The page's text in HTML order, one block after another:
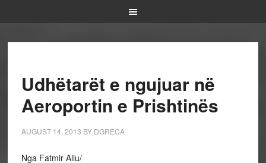
Udhëtarët e ngujuar në
Aeroportin e Prishtinës
AUGUST 14, 2013 BY DGRECA
Nga Fatmir Aliu/